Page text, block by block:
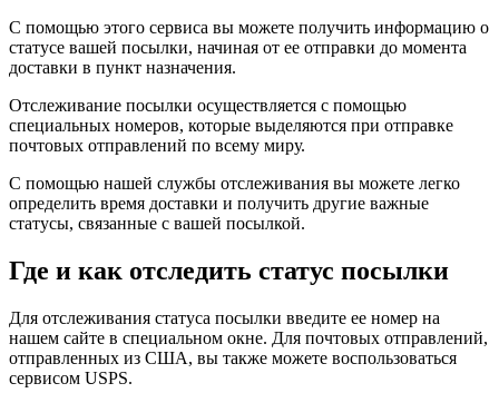
С помощью этого сервиса вы можете получить информацию о
статусе вашей посылки, начиная от ее отправки до момента
доставки в пункт назначения.
Отслеживание посылки осуществляется с помощью
специальных номеров, которые выделяются при отправке
почтовых отправлений по всему миру.
С помощью нашей службы отслеживания вы можете легко
определить время доставки и получить другие важные
статусы, связанные с вашей посылкой.
Где и как отследить статус посылки
Для отслеживания статуса посылки введите ее номер на
нашем сайте в специальном окне. Для почтовых отправлений,
отправленных из США, вы также можете воспользоваться
сервисом USPS.